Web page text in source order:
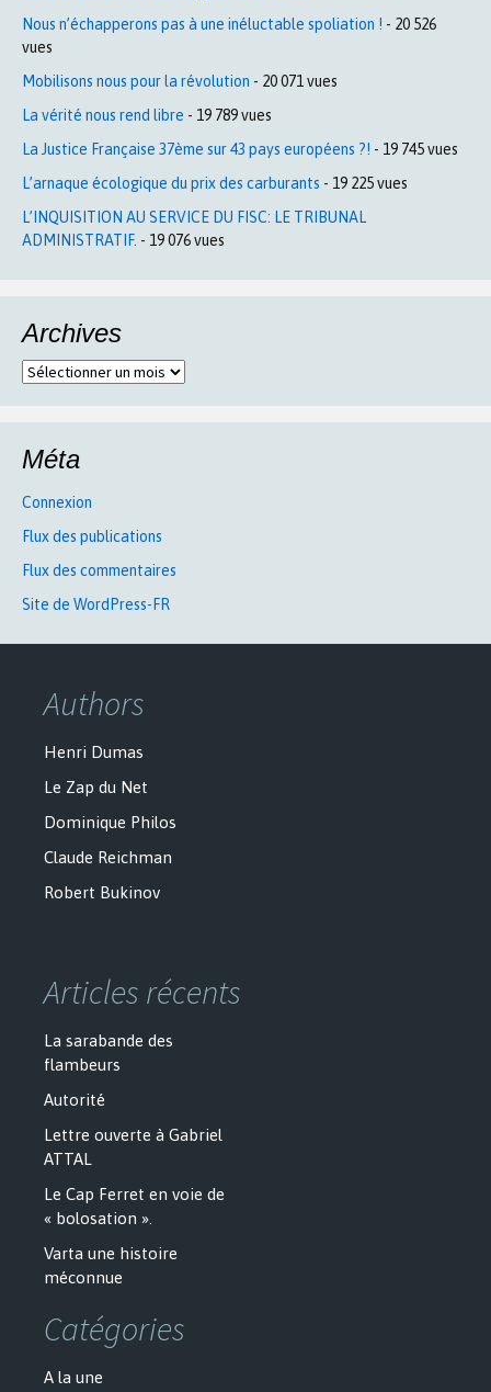
Nous n’échapperons pas à une inéluctable spoliation ! - 20 526
vues
Mobilisons nous pour la révolution - 20 071 vues
La vérité nous rend libre - 19 789 vues
La Justice Française 37ème sur 43 pays européens ?! - 19 745 vues
L’arnaque écologique du prix des carburants - 19 225 vues
L’INQUISITION AU SERVICE DU FISC: LE TRIBUNAL
ADMINISTRATIF. - 19 076 vues
Archives
Archives
Méta
Connexion
Flux des publications
Flux des commentaires
Site de WordPress-FR
Authors
Henri Dumas
Le Zap du Net
Dominique Philos
Claude Reichman
Robert Bukinov
Articles récents
La sarabande des
flambeurs
Autorité
Lettre ouverte à Gabriel
ATTAL
Le Cap Ferret en voie de
« bolosation ».
Varta une histoire
méconnue
Catégories
A la une